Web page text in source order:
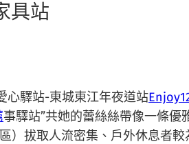
具站
驛站-東城東江年夜道站
事驛站”共她的蕾絲絲帶像一條優
）拔取人流密集、戶外休息者